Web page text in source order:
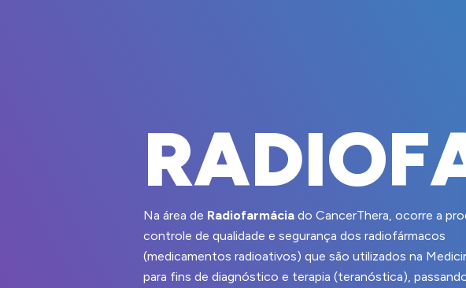
RADIOF
Na área de Radiofarmácia do CancerThera, ocorre a
controle de qualidade e segurança dos radiofármacos
(medicamentos radioativos) que são utilizados na
para fins de diagnóstico e terapia (teranóstica),